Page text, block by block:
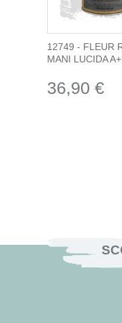
12749 - FLEUR
MANI LUCIDA
36,90 €